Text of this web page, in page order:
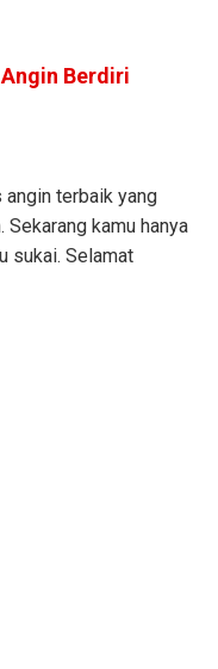
Berdiri
angin terbaik yang
kamu hanya
sukai. Selamat